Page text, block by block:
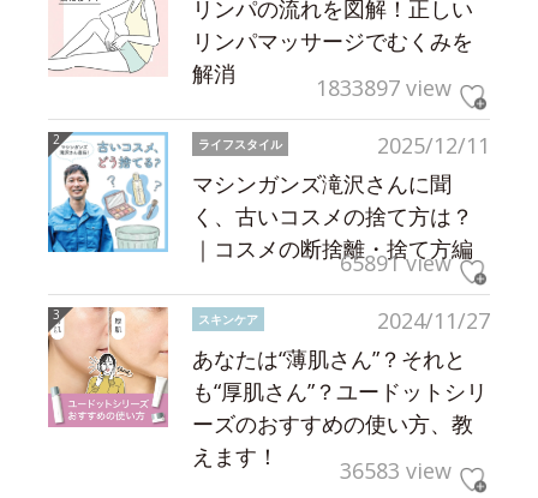
リンパの流れを図解！正しい
リンパマッサージでむくみを
解消
1833897 view
2025/12/11
ライフスタイル
マシンガンズ滝沢さんに聞
く、古いコスメの捨て方は？
｜コスメの断捨離・捨て方編
65891 view
2024/11/27
スキンケア
あなたは“薄肌さん”？それと
も“厚肌さん”？ユードットシリ
ーズのおすすめの使い方、教
えます！
36583 view